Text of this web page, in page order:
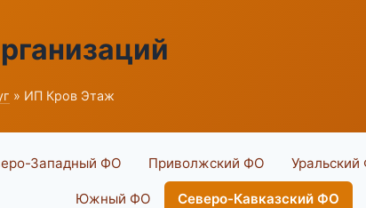
» ИП Кров Этаж
Западный ФО Приволжский ФО
Южный ФО Северо-Кавказский ФО